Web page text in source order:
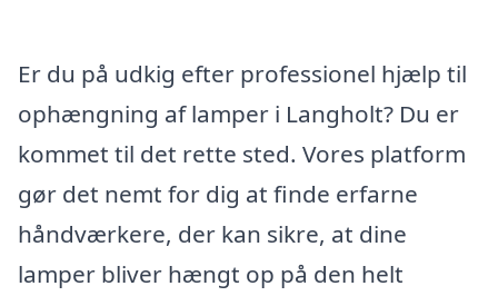
Er du på udkig efter professionel hjælp til
ophængning af lamper i Langholt? Du er
kommet til det rette sted. Vores platform
gør det nemt for dig at finde erfarne
håndværkere, der kan sikre, at dine
lamper bliver hængt op på den helt